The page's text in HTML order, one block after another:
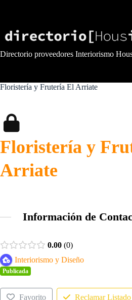
Directorio proveedores Interiorismo
Floristería y Frutería El Arriate
Floristería y
Arriate
Información de
0.00 0
Interiorismo y Diseño
Publicada
Favorito Reclamar Listado